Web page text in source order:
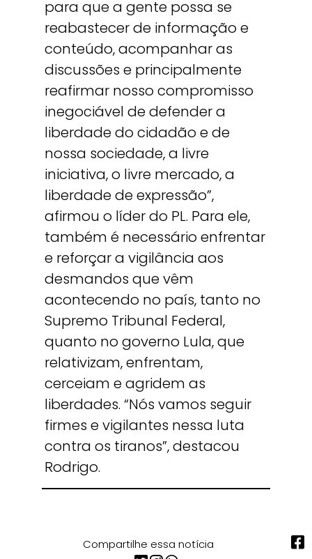
para que a gente possa se
reabastecer de informação e
conteúdo, acompanhar as
discussões e principalmente
reafirmar nosso compromisso
inegociável de defender a
liberdade do cidadão e de
nossa sociedade, a livre
iniciativa, o livre mercado, a
liberdade de expressão”,
afirmou o líder do PL. Para ele,
também é necessário enfrentar
e reforçar a vigilância aos
desmandos que vêm
acontecendo no país, tanto no
Supremo Tribunal Federal,
quanto no governo Lula, que
relativizam, enfrentam,
cerceiam e agridem as
liberdades. “Nós vamos seguir
firmes e vigilantes nessa luta
contra os tiranos”, destacou
Rodrigo.
Compartilhe essa notícia